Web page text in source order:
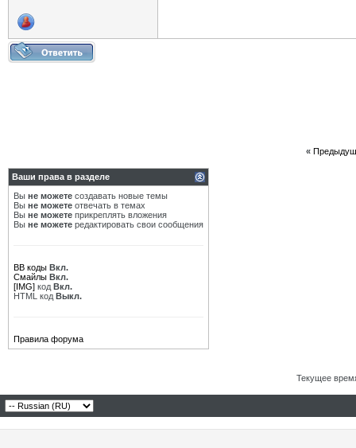
«
Ваши права в разделе
Вы не можете создавать новые темы
Вы не можете отвечать в темах
Вы не можете прикреплять вложения
Вы не можете редактировать свои сообщения
BB коды Вкл.
Смайлы Вкл.
[IMG] код Вкл.
HTML код Выкл.
Правила форума
Текущее